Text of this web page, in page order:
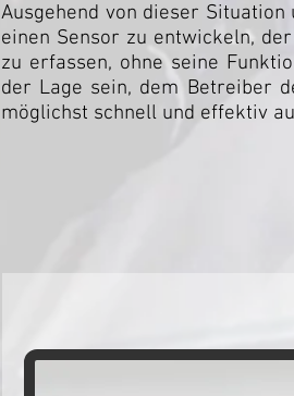
Ausgehend von dieser
einen Sensor zu entwickeln,
zu erfassen, ohne seine
der Lage sein, dem Betreiber
möglichst schnell und effektiv